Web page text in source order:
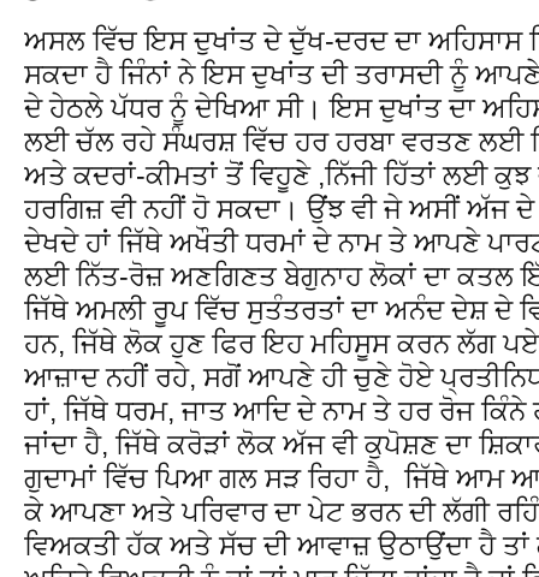
ਅਸਲ ਵਿੱਚ ਇਸ ਦੁਖਾਂਤ ਦੇ ਦੁੱਖ-ਦਰਦ ਦਾ ਅਹਿਸਾਸ
ਸਕਦਾ ਹੈ ਜਿੰਨਾਂ ਨੇ ਇਸ ਦੁਖਾਂਤ ਦੀ ਤਰਾਸਦੀ ਨੂੰ
ਦੇ ਹੇਠਲੇ ਪੱਧਰ ਨੂੰ ਦੇਖਿਆ ਸੀ। ਇਸ ਦੁਖਾਂਤ ਦਾ
ਲਈ ਚੱਲ ਰਹੇ ਸੰਘਰਸ਼ ਵਿੱਚ ਹਰ ਹਰਬਾ ਵਰਤਣ ਲਈ
ਅਤੇ ਕਦਰਾਂ-ਕੀਮਤਾਂ ਤੋਂ ਵਿਹੂਣੇ ,ਨਿੱਜੀ ਹਿੱਤਾਂ ਲਈ
ਹਰਗਿਜ਼ ਵੀ ਨਹੀਂ ਹੋ ਸਕਦਾ। ਉਂਝ ਵੀ ਜੇ ਅਸੀਂ ਅੱਜ ਦੇ
ਦੇਖਦੇ ਹਾਂ ਜਿੱਥੇ ਅਖੌਤੀ ਧਰਮਾਂ ਦੇ ਨਾਮ ਤੇ ਆਪਣੇ
ਲਈ ਨਿੱਤ-ਰੋਜ਼ ਅਣਗਿਣਤ ਬੇਗੁਨਾਹ ਲੋਕਾਂ ਦਾ ਕਤਲ
ਜਿੱਥੇ ਅਮਲੀ ਰੂਪ ਵਿੱਚ ਸੁਤੰਤਰਤਾਂ ਦਾ ਅਨੰਦ ਦੇਸ਼ ਦੇ
ਹਨ, ਜਿੱਥੇ ਲੋਕ ਹੁਣ ਫਿਰ ਇਹ ਮਹਿਸੂਸ ਕਰਨ ਲੱਗ
ਆਜ਼ਾਦ ਨਹੀਂ ਰਹੇ, ਸਗੋਂ ਆਪਣੇ ਹੀ ਚੁਣੇ ਹੋਏ
ਹਾਂ, ਜਿੱਥੇ ਧਰਮ, ਜਾਤ ਆਦਿ ਦੇ ਨਾਮ ਤੇ ਹਰ ਰੋਜ ਕਿੰਨੇ
ਜਾਂਦਾ ਹੈ, ਜਿੱਥੇ ਕਰੋੜਾਂ ਲੋਕ ਅੱਜ ਵੀ ਕੁਪੋਸ਼ਣ ਦਾ
ਗੁਦਾਮਾਂ ਵਿੱਚ ਪਿਆ ਗਲ ਸੜ ਰਿਹਾ ਹੈ, ਜਿੱਥੇ ਆਮ
ਕੇ ਆਪਣਾ ਅਤੇ ਪਰਿਵਾਰ ਦਾ ਪੇਟ ਭਰਨ ਦੀ ਲੱਗੀ
ਵਿਅਕਤੀ ਹੱਕ ਅਤੇ ਸੱਚ ਦੀ ਆਵਾਜ਼ ਉਠਾਉਂਦਾ ਹੈ ਤਾਂ